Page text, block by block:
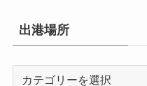
出港場所